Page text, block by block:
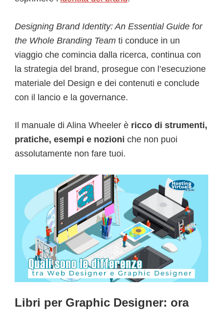
Designing Brand Identity: An Essential Guide for
the Whole Branding Team ti conduce in un
viaggio che comincia dalla ricerca, continua con
la strategia del brand, prosegue con l’esecuzione
materiale del Design e dei contenuti e conclude
con il lancio e la governance.
Il manuale di Alina Wheeler è ricco di strumenti,
pratiche, esempi e nozioni che non puoi
assolutamente non fare tuoi.
Libri per Graphic Designer: ora